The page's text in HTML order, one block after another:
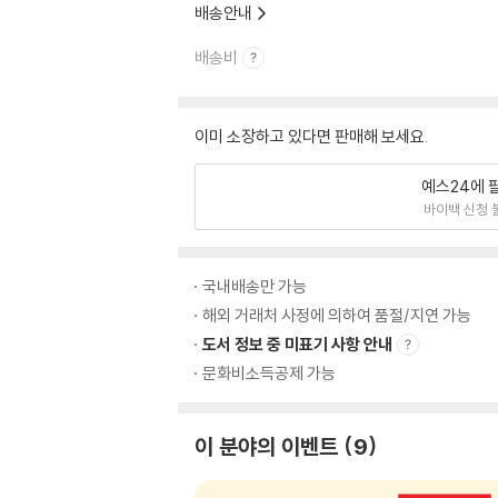
배송안내
배송비
이미 소장하고 있다면 판매해 보세요.
예스24에
바이백 신청
국내배송만 가능
해외 거래처 사정에 의하여 품절/지연 가능
도서 정보 중 미표기 사항 안내
문화비소득공제 가능
이 분야의 이벤트 9